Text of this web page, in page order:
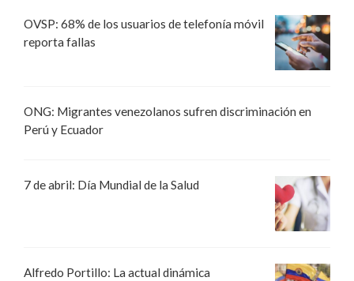
OVSP: 68% de los usuarios de telefonía móvil
reporta fallas
ONG: Migrantes venezolanos sufren discriminación en
Perú y Ecuador
7 de abril: Día Mundial de la Salud
Alfredo Portillo: La actual dinámica